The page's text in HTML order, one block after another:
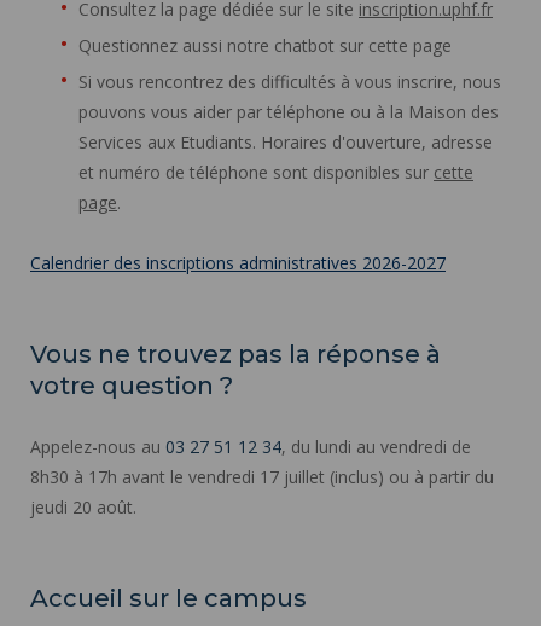
Consultez la page dédiée sur le site inscription.uphf.fr
Questionnez aussi notre chatbot sur cette page
Si vous rencontrez des difficultés à vous inscrire, nous
pouvons vous aider par téléphone ou à la Maison des
Services aux Etudiants. Horaires d'ouverture, adresse
et numéro de téléphone sont disponibles sur cette
page.
Calendrier des inscriptions administratives 2026-2027
Vous ne trouvez pas la réponse à
votre question ?
Appelez-nous au 03 27 51 12 34, du lundi au vendredi de
8h30 à 17h avant le vendredi 17 juillet (inclus) ou à partir du
jeudi 20 août.
Accueil sur le campus